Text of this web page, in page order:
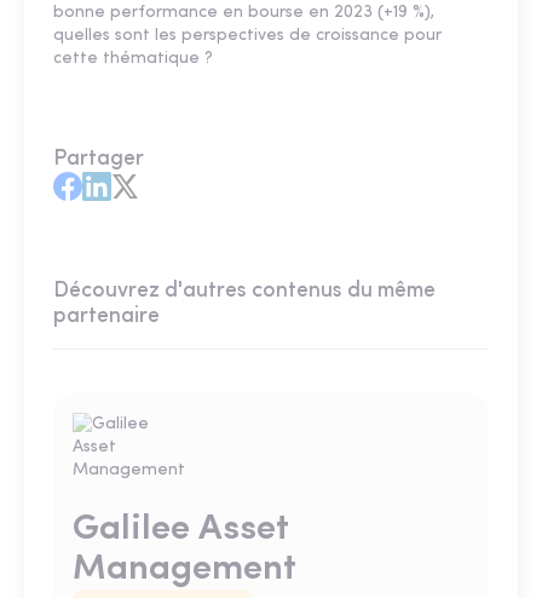
bonne performance en bourse en 2023 (+19 %),
quelles sont les perspectives de croissance pour
cette thématique ?
Partager
Découvrez d'autres contenus du même
partenaire
Galilee Asset
Management